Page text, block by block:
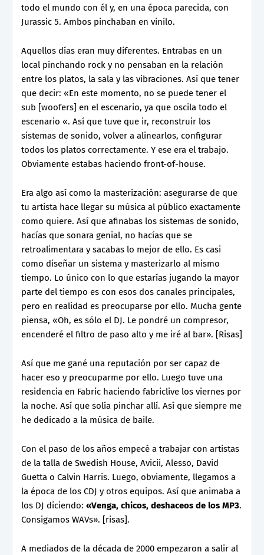
todo el mundo con él y, en una época parecida, con
Jurassic 5. Ambos pinchaban en vinilo.
Aquellos días eran muy diferentes. Entrabas en un
local pinchando rock y no pensaban en la relación
entre los platos, la sala y las vibraciones. Así que tener
que decir: «En este momento, no se puede tener el
sub [woofers] en el escenario, ya que oscila todo el
escenario «. Así que tuve que ir, reconstruir los
sistemas de sonido, volver a alinearlos, configurar
todos los platos correctamente. Y ese era el trabajo.
Obviamente estabas haciendo front-of-house.
Era algo así como la masterización: asegurarse de que
tu artista hace llegar su música al público exactamente
como quiere. Así que afinabas los sistemas de sonido,
hacías que sonara genial, no hacías que se
retroalimentara y sacabas lo mejor de ello. Es casi
como diseñar un sistema y masterizarlo al mismo
tiempo. Lo único con lo que estarías jugando la mayor
parte del tiempo es con esos dos canales principales,
pero en realidad es preocuparse por ello. Mucha gente
piensa, «Oh, es sólo el DJ. Le pondré un compresor,
encenderé el filtro de paso alto y me iré al bar». [Risas]
Así que me gané una reputación por ser capaz de
hacer eso y preocuparme por ello. Luego tuve una
residencia en Fabric haciendo fabriclive los viernes por
la noche. Así que solía pinchar allí. Así que siempre me
he dedicado a la música de baile.
Con el paso de los años empecé a trabajar con artistas
de la talla de Swedish House, Avicii, Alesso, David
Guetta o Calvin Harris. Luego, obviamente, llegamos a
la época de los CDJ y otros equipos. Así que animaba a
los DJ diciendo: «Venga, chicos, deshaceos de los MP3.
Consigamos WAVs». [risas].
A mediados de la década de 2000 empezaron a salir al